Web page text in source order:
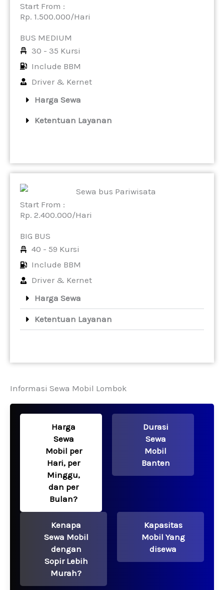
Start From :
Rp. 1.500.000/Hari
BUS MEDIUM
30 - 35 Kursi
Include BBM
Driver & Kernet
Harga Sewa
Ketentuan Layanan
Start From :
Rp. 2.400.000/Hari
BIG BUS
40 - 59 Kursi
Include BBM
Driver & Kernet
Harga Sewa
Ketentuan Layanan
Informasi Sewa Mobil Lombok
Harga
Sewa
Mobil per
Hari, per
Minggu,
dan per
Bulan?
Durasi
Sewa
Mobil
Banten
Kenapa
Sewa Mobil
dengan
Sopir Lebih
Murah?
Kapasitas
Mobil Yang
disewa